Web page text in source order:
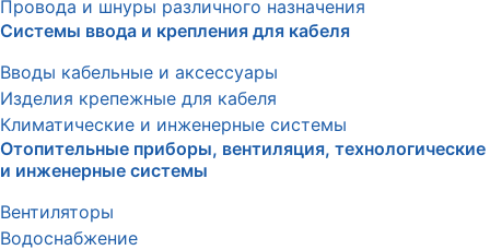
Провода и шнуры различного назначения
Системы ввода и крепления для кабеля
Вводы кабельные и аксессуары
Изделия крепежные для кабеля
Климатические и инженерные системы
Отопительные приборы, вентиляция, технологические
и инженерные системы
Вентиляторы
Водоснабжение